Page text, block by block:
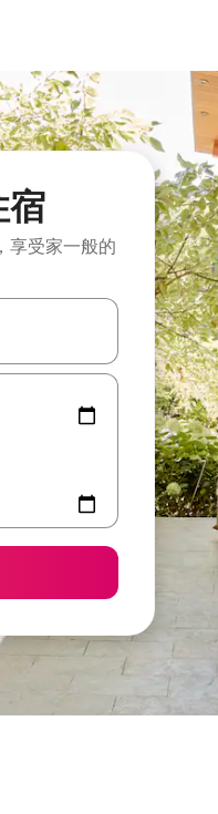
宿
享受家一般的
，或通过点击或滑动手势浏览